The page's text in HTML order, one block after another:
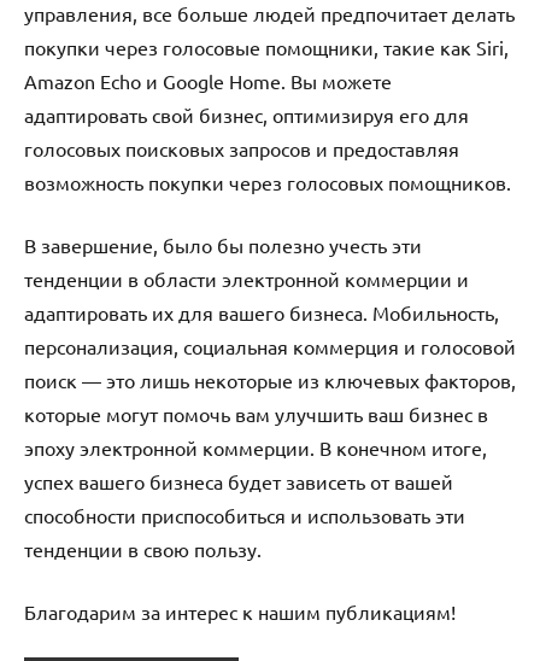
управления, все больше людей предпочитает делать
покупки через голосовые помощники, такие как Siri,
Amazon Echo и Google Home. Вы можете
адаптировать свой бизнес, оптимизируя его для
голосовых поисковых запросов и предоставляя
возможность покупки через голосовых помощников.
В завершение, было бы полезно учесть эти
тенденции в области электронной коммерции и
адаптировать их для вашего бизнеса. Мобильность,
персонализация, социальная коммерция и голосовой
поиск — это лишь некоторые из ключевых факторов,
которые могут помочь вам улучшить ваш бизнес в
эпоху электронной коммерции. В конечном итоге,
успех вашего бизнеса будет зависеть от вашей
способности приспособиться и использовать эти
тенденции в свою пользу.
Благодарим за интерес к нашим публикациям!